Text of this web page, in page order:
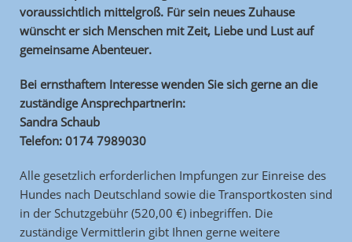
voraussichtlich mittelgroß. Für sein neues Zuhause
wünscht er sich Menschen mit Zeit, Liebe und Lust auf
gemeinsame Abenteuer.
Bei ernsthaftem Interesse wenden Sie sich gerne an die
zuständige Ansprechpartnerin:
Sandra Schaub
Telefon: 0174 7989030
Alle gesetzlich erforderlichen Impfungen zur Einreise des
Hundes nach Deutschland sowie die Transportkosten sind
in der Schutzgebühr (520,00 €) inbegriffen. Die
zuständige Vermittlerin gibt Ihnen gerne weitere